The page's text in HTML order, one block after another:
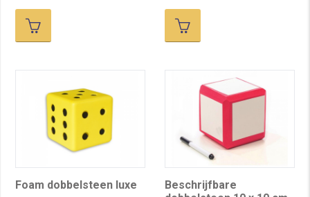
Foam dobbelsteen luxe
Beschrijfbare